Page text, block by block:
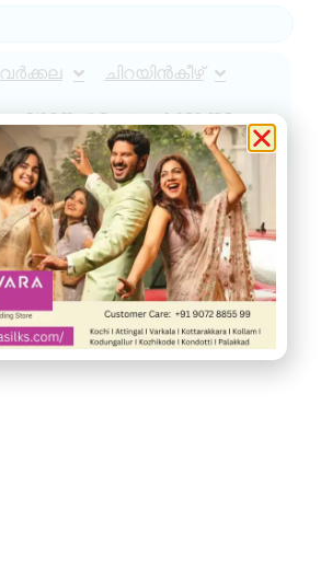
വർക്കല ചിറയിൻകീഴ്
വാമനപുരം കാട്ടാക്കട
ചുറ്റുവട്ടം ഇൻഫോ